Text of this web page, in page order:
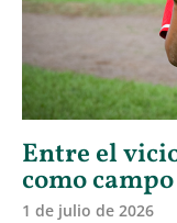
Entre el
como
1 de julio de 2026